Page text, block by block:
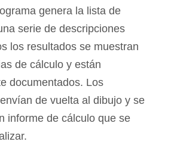
genera la lista de
serie de descripciones
los resultados se muestran
de cálculo y están
documentados. Los
de vuelta al dibujo y se
informe de cálculo que se